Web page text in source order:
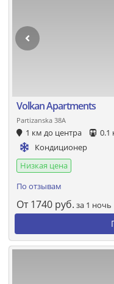
Volkan Apartments
Partizanska 38A
1 км до центра 0.1
Кондиционер
Низкая цена
По отзывам
От 1740 руб. за 1 ночь